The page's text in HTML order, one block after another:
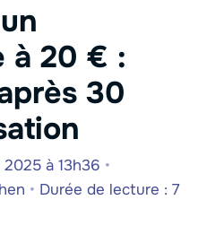
à 20 € :
30
à 13h36 •
• Durée de lecture : 7